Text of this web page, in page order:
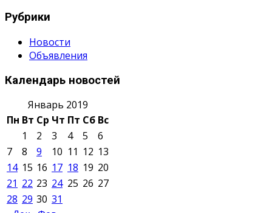
Рубрики
Новости
Объявления
Календарь новостей
Январь 2019
Пн Вт Ср Чт Пт Сб Вс
1
2 3 4 5
6
7
8 9 10 11 12 13
14 15 16 17 18 19 20
21 22 23 24 25 26 27
28 29 30 31